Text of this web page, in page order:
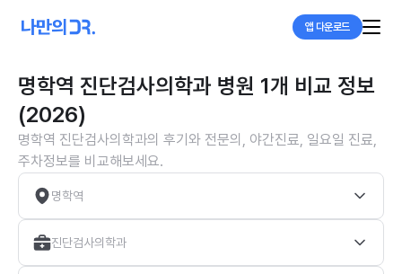
앱 다운로드
명학역 진단검사의학과 병원 1개 비교 정보
(2026)
명학역 진단검사의학과의 후기와 전문의, 야간진료, 일요일 진료,
주차정보를 비교해보세요.
명학역
진단검사의학과